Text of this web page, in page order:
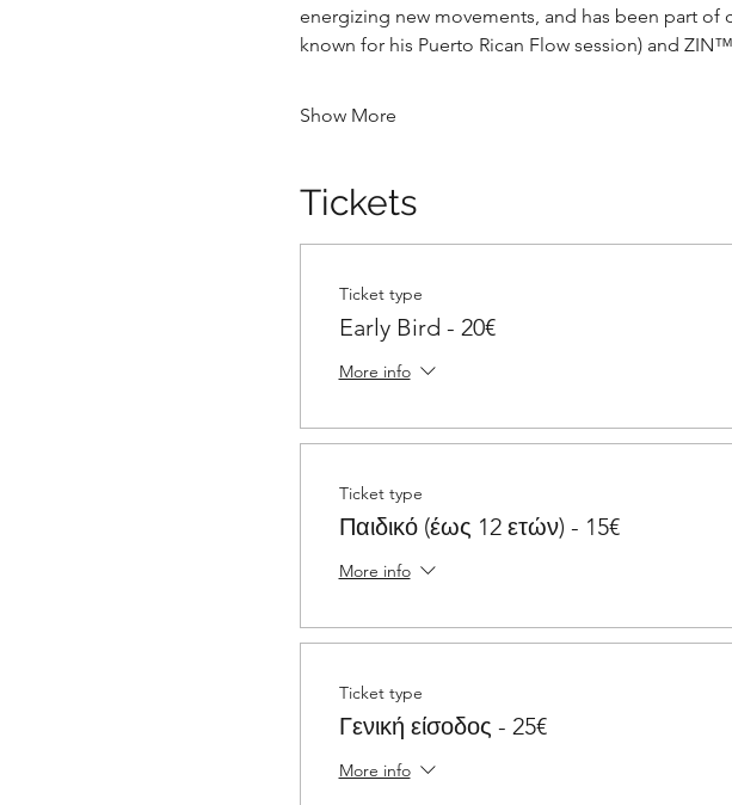
energizing new movements, and has been part
known for his Puerto Rican Flow session) and
Show More
Tickets
Ticket type
Early Bird - 20€
More info
Ticket type
Παιδικό (έως 12 ετών) - 15€
More info
Ticket type
Γενική είσοδος - 25€
More info